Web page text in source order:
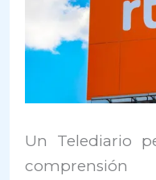
Un Telediario
comprensión